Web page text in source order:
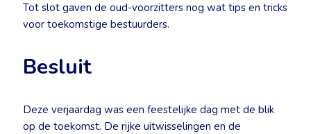
Tot slot gaven de oud-voorzitters nog wat tips en tricks
voor toekomstige bestuurders.
Besluit
Deze verjaardag was een feestelijke dag met de blik
op de toekomst. De rijke uitwisselingen en de